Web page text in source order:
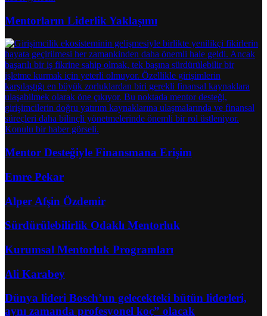
Mentorların Liderlik Yaklaşımı
Mentor Desteğiyle Finansmana Erişim
Emre Pekar
Alper Afşin Özdemir
Sürdürülebilirlik Odaklı Mentorluk
Kurumsal Mentorluk Programları
Ali Karabey
Dünya lideri Bosch’un gelecekteki bütün liderleri,
aynı zamanda profesyonel koç” olacak